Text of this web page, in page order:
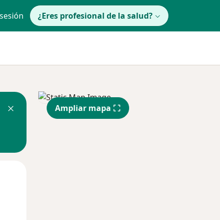
¿Eres profesional de la salud?
Ampliar mapa